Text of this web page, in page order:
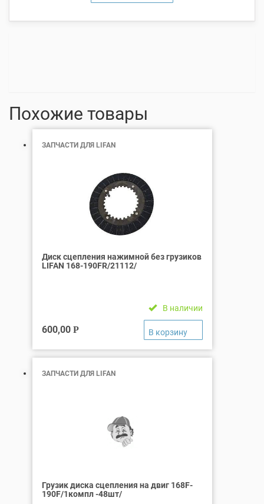
Похожие товары
ЗАПЧАСТИ ДЛЯ LIFAN
Диск сцепления нажимной без грузиков
LIFAN 168-190FR/21112/
В наличии
600,00 Р
ЗАПЧАСТИ ДЛЯ LIFAN
Грузик диска сцепления на двиг 168F-
190F/1компл -48шт/